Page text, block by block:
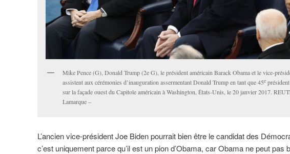
Mike Pence (G), Donald Trump (2e G), le président américain Barack Obama et le vice-
assistent aux cérémonies d’inauguration assermentant Donald Trump en tant que 45e
sur la façade ouest du Capitole américain à Washington, États-Unis, le 20 janvier 2017.
Lamarque –
L’ancien vice-président Joe Biden pourrait bien être le candidat des
c’est uniquement parce qu’il est un pion d’Obama, car Obama ne peut pas